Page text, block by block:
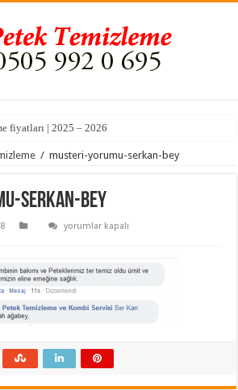
fiyatları | 2025 – 2026
Kombi Servisi ve Petek Temizleme
/ musteri-yorumu-serkan-bey
serkan-bey
musteri-
için
yorumlar kapalı